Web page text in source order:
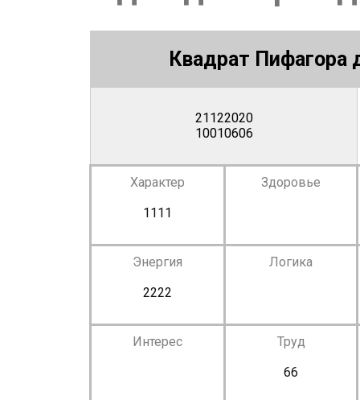
Квадрат Пифагора
21122020
10010606
Характер
1111
Здоровье
Энергия
2222
Логика
Интерес
Труд
66